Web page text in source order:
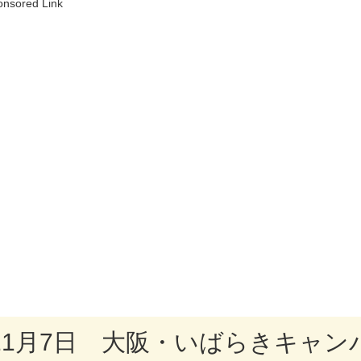
Link
月7日 大阪・いばらきキャン